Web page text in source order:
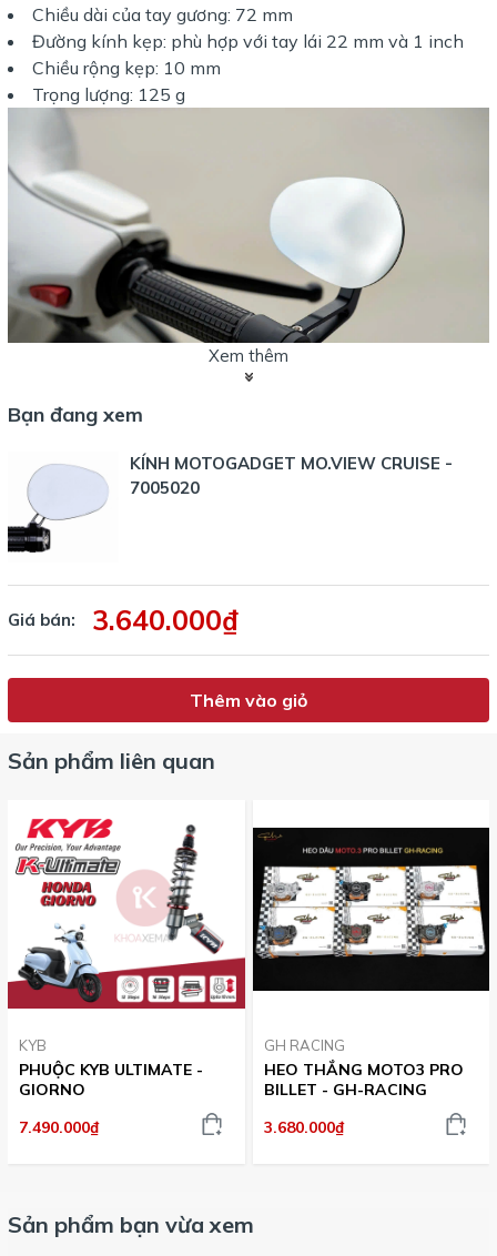
Chiều dài của tay gương: 72 mm
Đường kính kẹp: phù hợp với tay lái 22 mm và 1 inch
Chiều rộng kẹp: 10 mm
Trọng lượng: 125 g
Xem thêm
Bạn đang xem
KÍNH MOTOGADGET MO.VIEW CRUISE -
7005020
Giá bán: 3.640.000₫
Thêm vào giỏ
Sản phẩm liên quan
KYB
PHUỘC KYB ULTIMATE -
GIORNO
7.490.000₫
GH RACING
HEO THẮNG MOTO3 PRO
BILLET - GH-RACING
3.680.000₫
Sản phẩm bạn vừa xem